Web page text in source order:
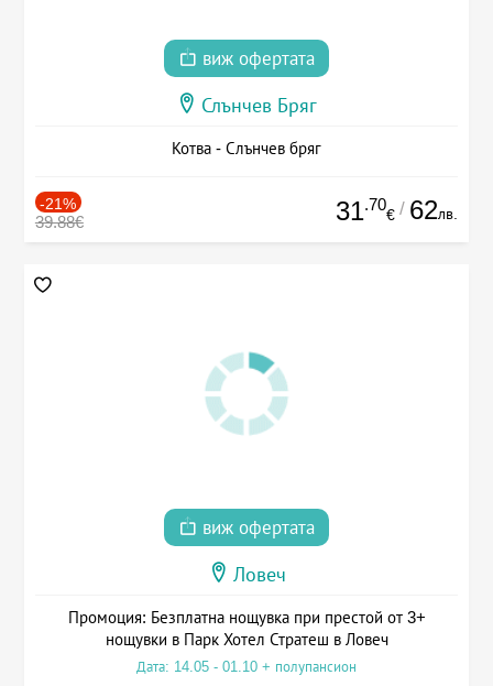
виж офертата
Слънчев Бряг
Котва - Слънчев бряг
-21%
39.88€ 31.70
€ / 62лв.
виж офертата
Ловеч
Промоция: Безплатна нощувка при престой от 3+
нощувки в Парк Хотел Стратеш в Ловеч
Дата: 14.05 - 01.10 + полупансион